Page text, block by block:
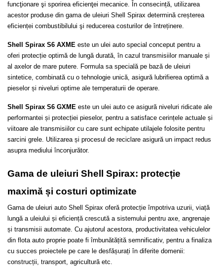
funcţionare şi sporirea eficienţei mecanice. În consecință, utilizarea
acestor produse din gama de uleiuri Shell Spirax determină creșterea
eficienței combustibilului şi reducerea costurilor de întreținere.
Shell Spirax S6 AXME este un ulei auto special conceput pentru a
oferi protecție optimă de lungă durată, în cazul transmisiilor manuale și
al axelor de mare putere. Formula sa specială pe bază de uleiuri
sintetice, combinată cu o tehnologie unică, asigură lubrifierea optimă a
pieselor și niveluri optime ale temperaturii de operare.
Shell Spirax S6 GXME este un ulei auto ce asigură niveluri ridicate ale
performantei și protecției pieselor, pentru a satisface cerințele actuale și
viitoare ale transmisiilor cu care sunt echipate utilajele folosite pentru
sarcini grele. Utilizarea și procesul de reciclare asigură un impact redus
asupra mediului înconjurător.
Gama de uleiuri Shell Spirax: protecție
maximă și costuri optimizate
Gama de uleiuri auto Shell Spirax oferă protecție împotriva uzurii, viață
lungă a uleiului și eficiență crescută a sistemului pentru axe, angrenaje
și transmisii automate. Cu ajutorul acestora, productivitatea vehiculelor
din flota auto proprie poate fi îmbunătățită semnificativ, pentru a finaliza
cu succes proiectele pe care le desfășurați în diferite domenii:
construcții, transport, agricultură etc.